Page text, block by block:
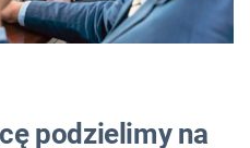
podzielimy na